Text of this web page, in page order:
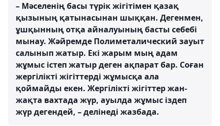
– Мәселенің басы түрік жігітімен қазақ
қызының қатынасынан шыққан. Дегенмен,
ұшқынның отқа айналуының басты себебі
мынау. Жәйремде Полиметалический зауыт
салынып жатыр. Екі жарым мың адам
жұмыс істеп жатыр деген ақпарат бар. Соған
жергілікті жігіттерді жұмысқа ала
қоймайды екен. Жергілікті жігіттер жан-
жақта вахтада жүр, ауылда жұмыс іздеп
жүр дегендей, – делінеді жазбада.